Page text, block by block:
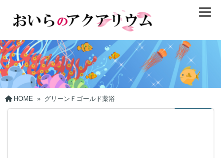
HOME » グリーンＦゴールド薬浴